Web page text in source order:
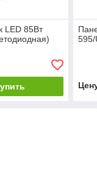
LED 85Вт
595/